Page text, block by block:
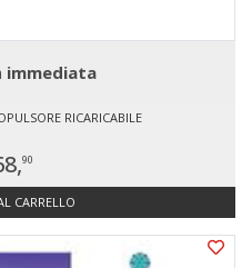
immediata
RICARICABILE
90
CARRELLO